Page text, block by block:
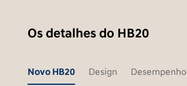
Os detalhes do HB20
Novo HB20 Design Desempenho